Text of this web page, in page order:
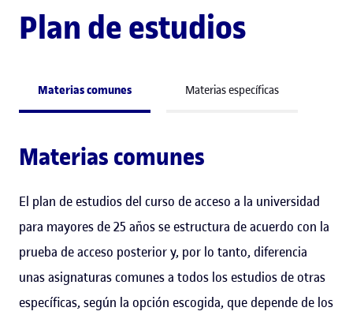
Plan de estudios
Materias comunes Materias específicas
Materias comunes
El plan de estudios del curso de acceso a la universidad
para mayores de 25 años se estructura de acuerdo con la
prueba de acceso posterior y, por lo tanto, diferencia
unas asignaturas comunes a todos los estudios de otras
específicas, según la opción escogida, que depende de los